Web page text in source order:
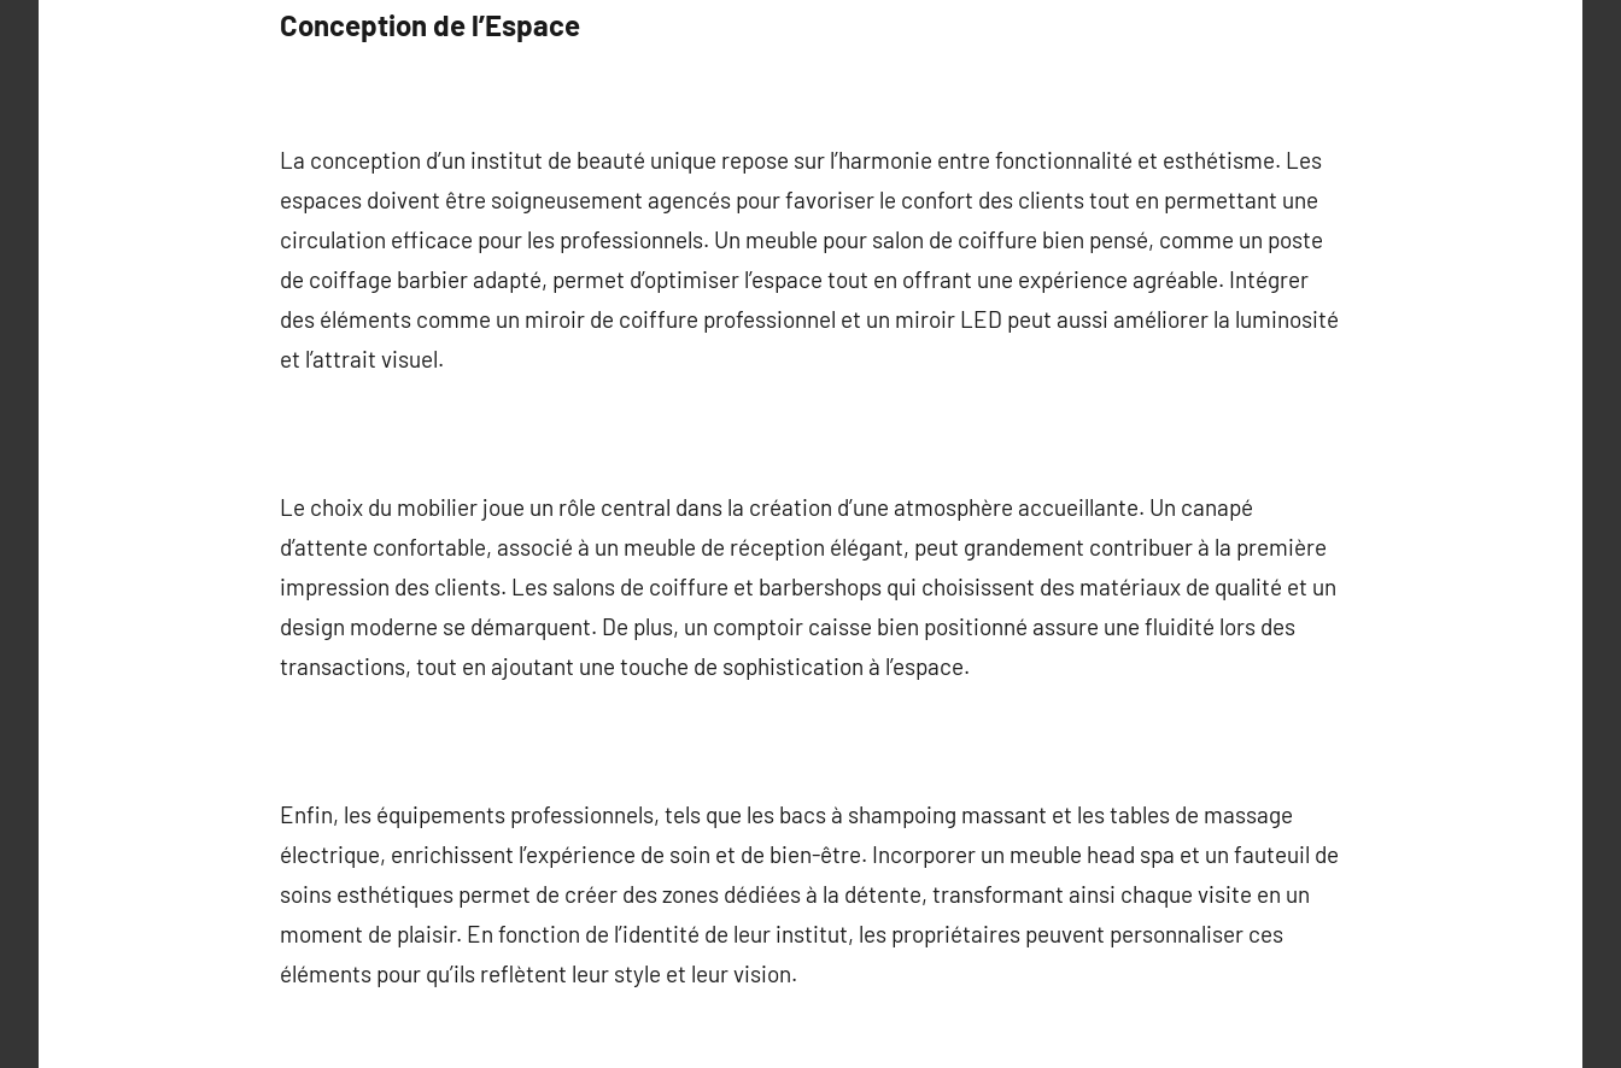
Conception de l’Espace
La conception d’un institut de beauté unique repose sur l’harmonie entre fonctionnalité et esthétisme. Les
espaces doivent être soigneusement agencés pour favoriser le confort des clients tout en permettant une
circulation efficace pour les professionnels. Un meuble pour salon de coiffure bien pensé, comme un poste
de coiffage barbier adapté, permet d’optimiser l’espace tout en offrant une expérience agréable. Intégrer
des éléments comme un miroir de coiffure professionnel et un miroir LED peut aussi améliorer la luminosité
et l’attrait visuel.
Le choix du mobilier joue un rôle central dans la création d’une atmosphère accueillante. Un canapé
d’attente confortable, associé à un meuble de réception élégant, peut grandement contribuer à la première
impression des clients. Les salons de coiffure et barbershops qui choisissent des matériaux de qualité et un
design moderne se démarquent. De plus, un comptoir caisse bien positionné assure une fluidité lors des
transactions, tout en ajoutant une touche de sophistication à l’espace.
Enfin, les équipements professionnels, tels que les bacs à shampoing massant et les tables de massage
électrique, enrichissent l’expérience de soin et de bien-être. Incorporer un meuble head spa et un fauteuil de
soins esthétiques permet de créer des zones dédiées à la détente, transformant ainsi chaque visite en un
moment de plaisir. En fonction de l’identité de leur institut, les propriétaires peuvent personnaliser ces
éléments pour qu’ils reflètent leur style et leur vision.